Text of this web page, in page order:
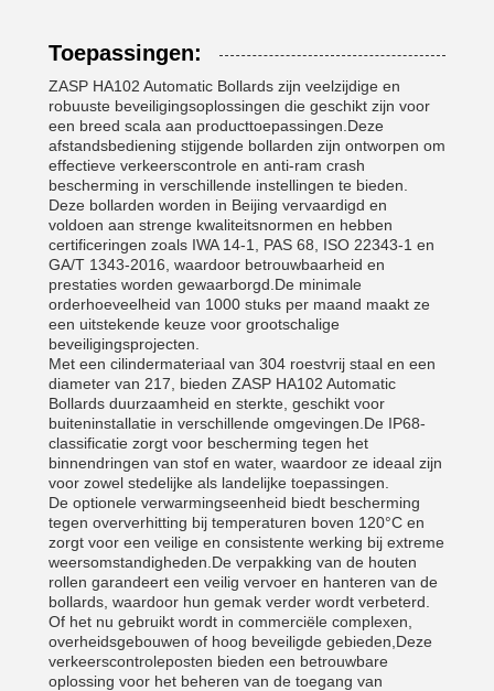
Toepassingen:
ZASP HA102 Automatic Bollards zijn veelzijdige en
robuuste beveiligingsoplossingen die geschikt zijn voor
een breed scala aan producttoepassingen.Deze
afstandsbediening stijgende bollarden zijn ontworpen om
effectieve verkeerscontrole en anti-ram crash
bescherming in verschillende instellingen te bieden.
Deze bollarden worden in Beijing vervaardigd en
voldoen aan strenge kwaliteitsnormen en hebben
certificeringen zoals IWA 14-1, PAS 68, ISO 22343-1 en
GA/T 1343-2016, waardoor betrouwbaarheid en
prestaties worden gewaarborgd.De minimale
orderhoeveelheid van 1000 stuks per maand maakt ze
een uitstekende keuze voor grootschalige
beveiligingsprojecten.
Met een cilindermateriaal van 304 roestvrij staal en een
diameter van 217, bieden ZASP HA102 Automatic
Bollards duurzaamheid en sterkte, geschikt voor
buiteninstallatie in verschillende omgevingen.De IP68-
classificatie zorgt voor bescherming tegen het
binnendringen van stof en water, waardoor ze ideaal zijn
voor zowel stedelijke als landelijke toepassingen.
De optionele verwarmingseenheid biedt bescherming
tegen oververhitting bij temperaturen boven 120°C en
zorgt voor een veilige en consistente werking bij extreme
weersomstandigheden.De verpakking van de houten
rollen garandeert een veilig vervoer en hanteren van de
bollards, waardoor hun gemak verder wordt verbeterd.
Of het nu gebruikt wordt in commerciële complexen,
overheidsgebouwen of hoog beveiligde gebieden,Deze
verkeerscontroleposten bieden een betrouwbare
oplossing voor het beheren van de toegang van